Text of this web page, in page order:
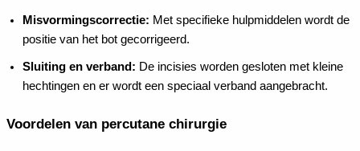
Misvormingscorrectie: Met specifieke hulpmiddelen wordt de
positie van het bot gecorrigeerd.
Sluiting en verband: De incisies worden gesloten met kleine
hechtingen en er wordt een speciaal verband aangebracht.
Voordelen van percutane chirurgie